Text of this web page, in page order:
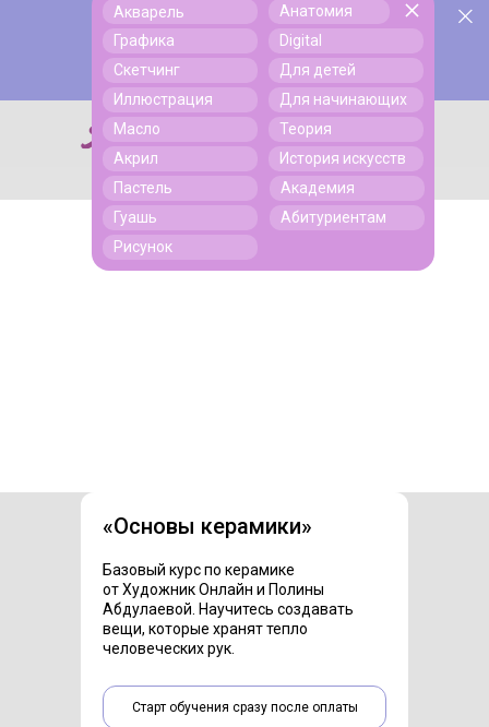
Поиск
Поиск
Акварель
Графика
Скетчинг
Иллюстрация
Масло
Акрил
Пастель
Гуашь
Рисунок
Анатомия
Digital
Для детей
Для начинающих
Теория
История искусств
Академия
Абитуриентам
«Основы керамики»
Базовый курс по керамике
от Художник Онлайн и Полины
Абдулаевой. Научитесь создавать
вещи, которые хранят тепло
человеческих рук.
Старт обучения сразу после оплаты